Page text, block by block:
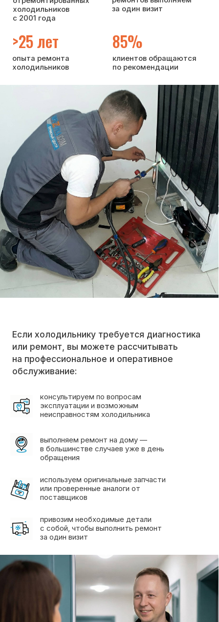
используем оригинальные запчасти
или проверенные аналоги от
поставщиков
привозим необходимые детали
с собой, чтобы выполнить ремонт
выполняем ремонт на дому —
в большинстве случаев уже в день
обращения
консультируем по вопросам
эксплуатации и возможным
неисправностям холодильника
Если холодильнику требуется диагностика
или ремонт, вы можете рассчитывать
на профессиональное и оперативное
обслуживание:
Морозилка.com —
cертифицированный
сервисный центр
по ремонту холодильников
на дому в Москве и МО